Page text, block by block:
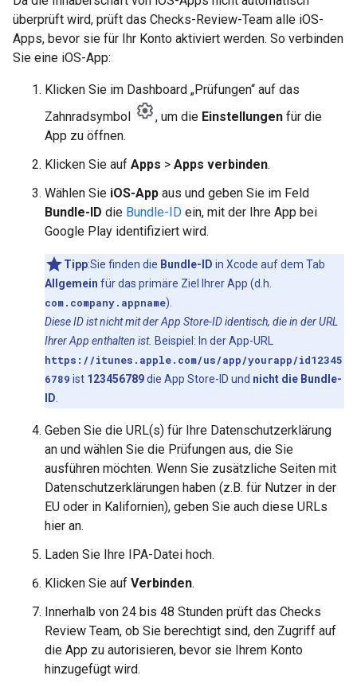
überprüft wird, prüft das Checks-Review-Team alle iOS-
Apps, bevor sie für Ihr Konto aktiviert werden. So verbinden
Sie eine iOS-App:
Klicken Sie im Dashboard „Prüfungen“ auf das
Zahnradsymbol
, um die Einstellungen für die
App zu öffnen.
Klicken Sie auf Apps > Apps verbinden.
Wählen Sie iOS-App aus und geben Sie im Feld
Bundle-ID die Bundle-ID ein, mit der Ihre App bei
Google Play identifiziert wird.
Tipp:Sie finden die Bundle-ID in Xcode auf dem Tab
Allgemein für das primäre Ziel Ihrer App (d.h.
com.company.appname).
Diese ID ist nicht mit der App Store-ID identisch, die in der URL
Ihrer App enthalten ist. Beispiel: In der App-URL
https://itunes.apple.com/us/app/yourapp/id12345
6789 ist 123456789die App Store-ID und nicht die Bundle-
ID
Geben Sie die URL(s) für Ihre Datenschutzerklärung
an und wählen Sie die Prüfungen aus, die Sie
ausführen möchten. Wenn Sie zusätzliche Seiten mit
Datenschutzerklärungen haben (z.B. für Nutzer in der
EU oder in Kalifornien), geben Sie auch diese URLs
hier an.
Laden Sie Ihre IPA-Datei hoch.
Klicken Sie auf Verbinden.
Innerhalb von 24 bis 48 Stunden prüft das Checks
Review Team, ob Sie berechtigt sind, den Zugriff auf
die App zu autorisieren, bevor sie Ihrem Konto
hinzugefügt wird.